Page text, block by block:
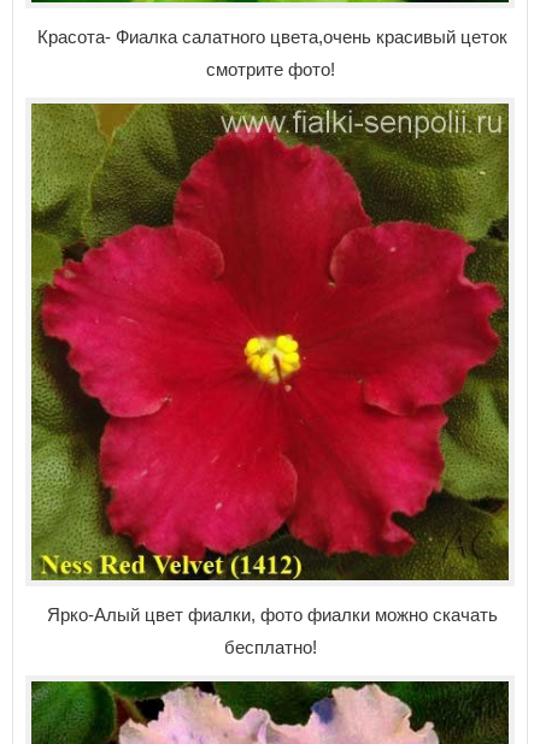
Красота- Фиалка салатного цвета,очень красивый цеток
смотрите фото!
Ярко-Алый цвет фиалки, фото фиалки можно скачать
бесплатно!